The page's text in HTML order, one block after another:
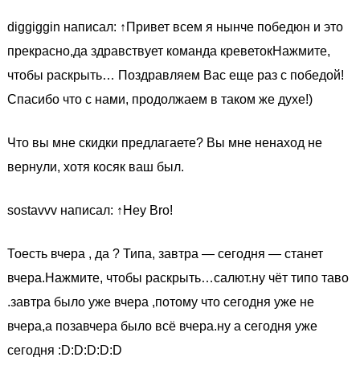
diggiggin написал: ↑Привет всем я нынче победюн и это
прекрасно,да здравствует команда креветокНажмите,
чтобы раскрыть… Поздравляем Вас еще раз с победой!
Спасибо что с нами, продолжаем в таком же духе!)
Что вы мне скидки предлагаете? Вы мне ненаход не
вернули, хотя косяк ваш был.
sostavvv написал: ↑Hey Bro!
Тоесть вчера , да ? Типа, завтра — сегодня — станет
вчера.Нажмите, чтобы раскрыть…салют.ну чёт типо таво
.завтра было уже вчера ,потому что сегодня уже не
вчера,а позавчера было всё вчера.ну а сегодня уже
сегодня :D:D:D:D:D